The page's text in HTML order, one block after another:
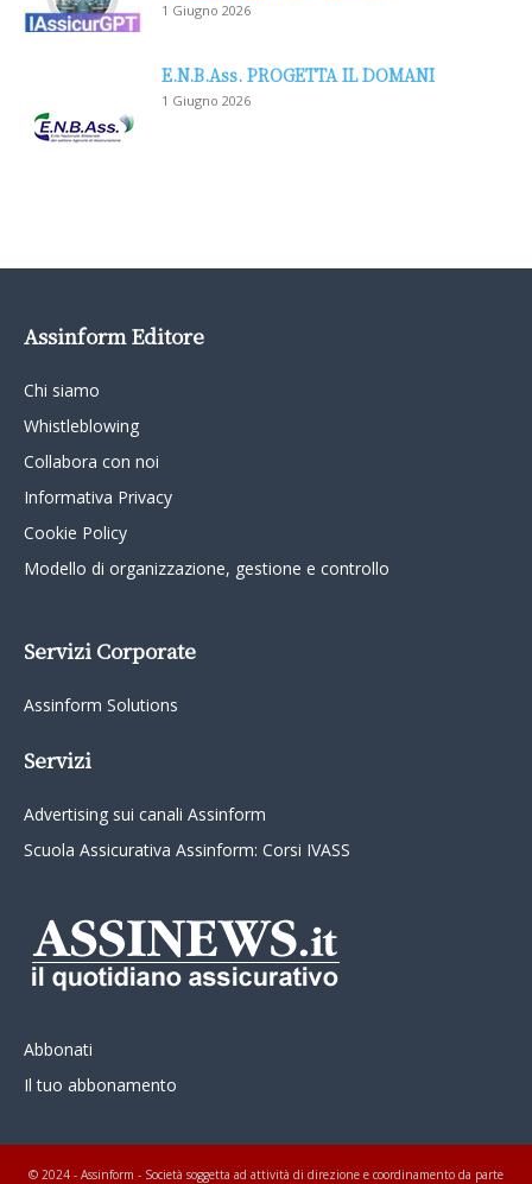
1 Giugno 2026
E.N.B.Ass. PROGETTA IL DOMANI
1 Giugno 2026
Assinform Editore
Chi siamo
Whistleblowing
Collabora con noi
Informativa Privacy
Cookie Policy
Modello di organizzazione, gestione e controllo
Servizi Corporate
Assinform Solutions
Servizi
Advertising sui canali Assinform
Scuola Assicurativa Assinform: Corsi IVASS
Abbonati
Il tuo abbonamento
© 2024 - Assinform - Società soggetta ad attività di direzione e coordinamento da parte